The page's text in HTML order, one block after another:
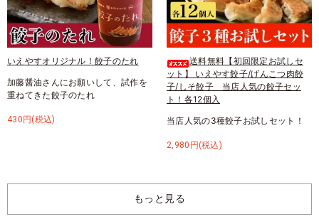
いえやすオリジナル！餃子のたれ
加藤醤油さんにお願いして、試作を
重ねてきた餃子のたれ
430円(税込)
送料無料【初回限定お試しセ
ット】 いえやす餃子/げんこつ肉餃
子/しそ餃子 当店人気の餃子セッ
ト！各12個入
当店人気の3種餃子お試しセット！
2,980円(税込)
もっと見る